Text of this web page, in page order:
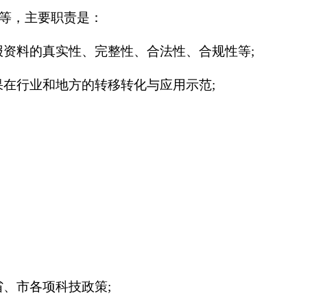
，主要职责是：
料的真实性、完整性、合法性、合规性等;
行业和地方的转移转化与应用示范;
市各项科技政策;